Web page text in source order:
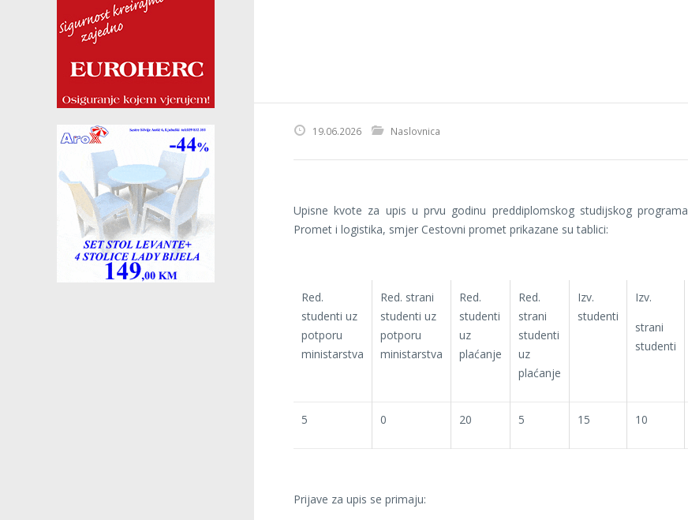
19.06.2026 Naslovnica
Upisne kvote za upis u prvu godinu preddiplomskog studijskog programa
Promet i logistika, smjer Cestovni promet prikazane su tablici:
Red.
studenti uz
potporu
ministarstva
Red. strani
studenti uz
potporu
ministarstva
Red.
studenti
uz
plaćanje
Red.
strani
studenti
uz
plaćanje
Izv.
studenti
Izv.
strani
studenti
5 0 20 5 15 10
Prijave za upis se primaju: